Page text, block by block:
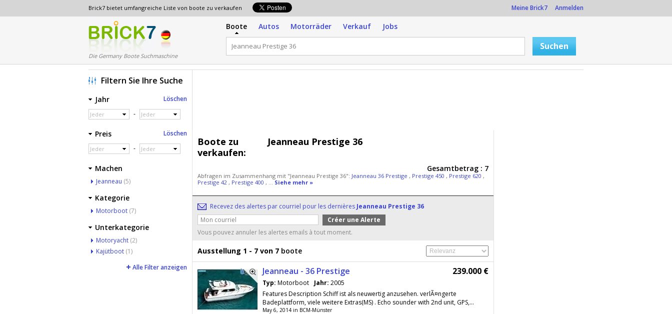
Brick7 bietet umfangreiche Liste von boote zu verkaufen Meine Brick7 Anmelden
Die Germany Boote Suchmaschine
Boote Autos Motorräder Verkauf Jobs
Boote zu
verkaufen:
Jeanneau Prestige 36
Gesamtbetrag : 7
Abfragen im Zusammenhang mit "Jeanneau Prestige 36": Jeanneau 36 Prestige , Prestige 450 , Prestige 620 ,
Prestige 42 , Prestige 400 , ... Siehe mehr »
Recevez des alertes par courriel pour les dernières Jeanneau Prestige 36
Vous pouvez annuler les alertes emails à tout moment.
Ausstellung 1 - 7 von 7 boote
Jeanneau - 36 Prestige 239.000 €
Typ: Motorboot Jahr: 2005
Features Description Schiff ist als neuwertig anzusehen. verlÃ¤ngerte
Badeplattform, viele weitere Extras(MS) . Echo sounder with 2nd unit, GPS,...
May 6, 2014 in BCM-Münster
Filtern Sie Ihre Suche
Jahr Löschen
Jeder - Jeder
Preis Löschen
Jeder - Jeder
Machen
Jeanneau (5)
Kategorie
Motorboot (7)
Unterkategorie
Motoryacht (2)
Kajütboot (1)
Alle Filter anzeigen